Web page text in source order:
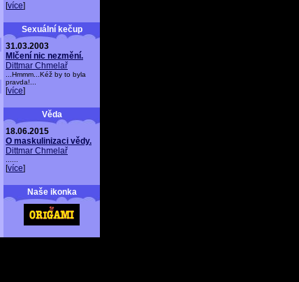
[více]
Sexuální kečup
31.03.2003
Mlčení nic nezmění.
Dittmar Chmelař
...Hmmm...Kéž by to byla
pravda!...
[více]
Věda
18.06.2015
O maskulinizaci vědy.
Dittmar Chmelař
[více]
Naše ikonka